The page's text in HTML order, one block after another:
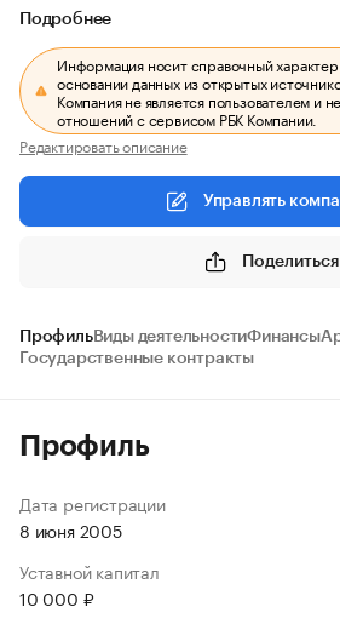
Подробнее
Информация носит справочный
основании данных из открытых
Компания не является пользователем и
отношений с сервисом РБК Компании.
Редактировать описание
Управлять
Поделиться
ПрофильВиды деятельностиФинансы
Государственные контракты
Профиль
Дата регистрации
8 июня 2005
Уставной капитал
10 000 ₽